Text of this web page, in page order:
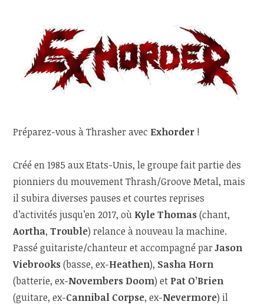
Préparez-vous à Thrasher avec Exhorder !
Créé en 1985 aux Etats-Unis, le groupe fait partie des
pionniers du mouvement Thrash/Groove Metal, mais
il subira diverses pauses et courtes reprises
d’activités jusqu’en 2017, où Kyle Thomas(chant,
Aortha,Trouble) relance à nouveau la machine.
Passé guitariste/chanteur et accompagné parJason
Viebrooks(basse, ex-Heathen), Sasha Horn
(batterie, ex-Novembers Doom) et Pat O’Brien
(guitare, ex-Cannibal Corpse, ex-Nevermore) il